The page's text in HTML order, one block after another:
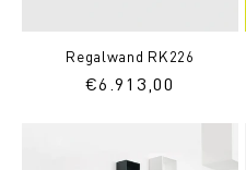
Regalwand RK226
Normaler
€6.913,00